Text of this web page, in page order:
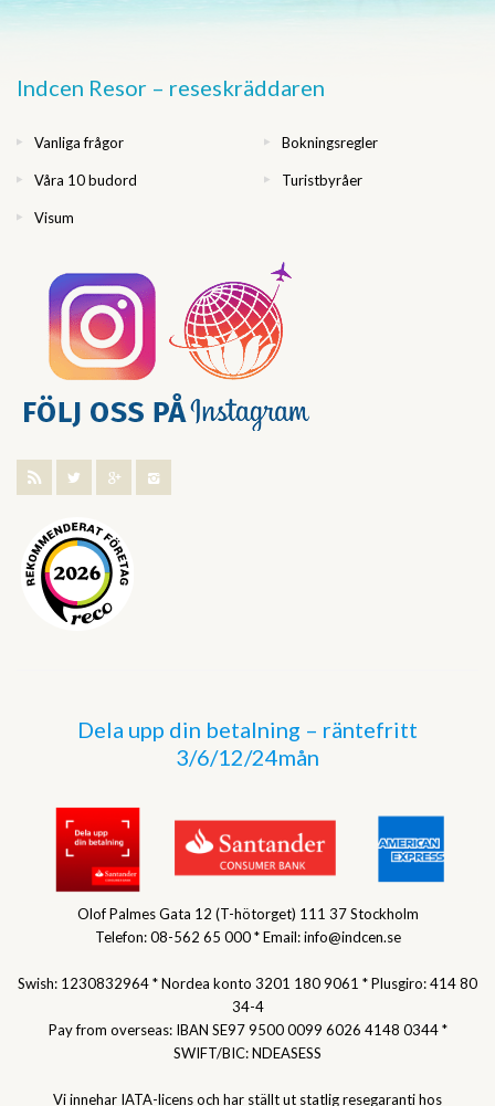
Indcen Resor – reseskräddaren
Vanliga frågor Bokningsregler
Våra 10 budord Turistbyråer
Visum
Dela upp din betalning – räntefritt
3/6/12/24mån
Olof Palmes Gata 12 (T-hötorget) 111 37 Stockholm
Telefon: 08-562 65 000 * Email: info@indcen.se
Swish: 1230832964 * Nordea konto 3201 180 9061 * Plusgiro: 414 80
34-4
Pay from overseas: IBAN SE97 9500 0099 6026 4148 0344 *
SWIFT/BIC: NDEASESS
Vi innehar IATA-licens och har ställt ut statlig resegaranti hos